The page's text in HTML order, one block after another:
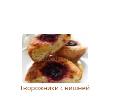
Творожники с вишней